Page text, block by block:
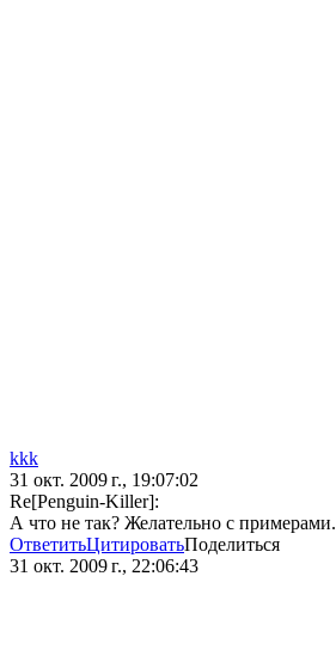
kkk
31 окт. 2009 г., 19:07:02
Re[Penguin-Killer]:
А что не так? Желательно с примерами.
ОтветитьЦитироватьПоделиться
31 окт. 2009 г., 22:06:43